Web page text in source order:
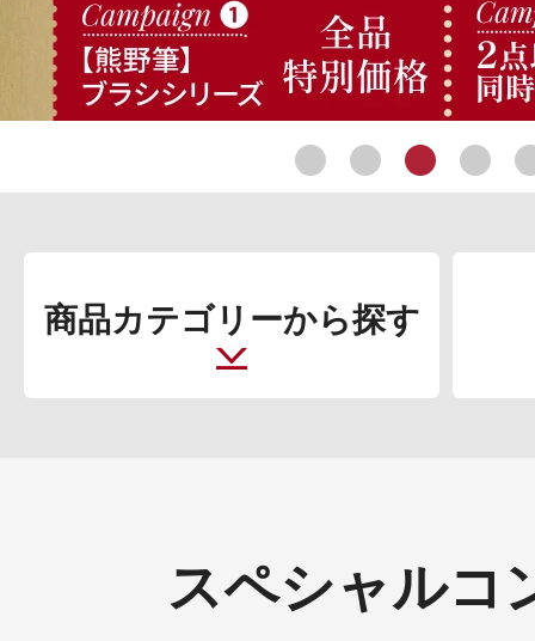
定期お届けサ
ドレスリフト
商品カテゴリーから探す
スペシャルコ